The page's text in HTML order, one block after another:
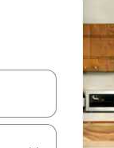
过点击或滑动手势浏